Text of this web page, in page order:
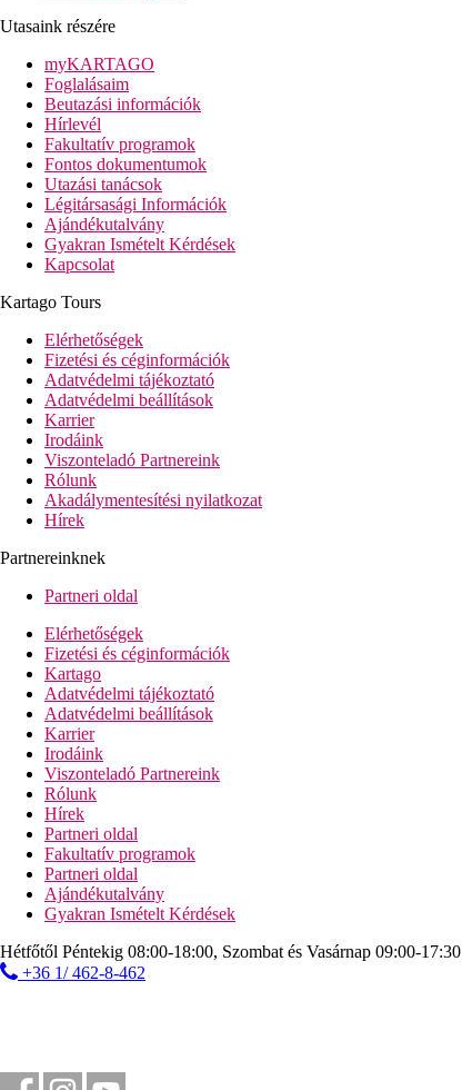
Utasaink részére
myKARTAGO
Foglalásaim
Beutazási információk
Hírlevél
Fakultatív programok
Fontos dokumentumok
Utazási tanácsok
Légitársasági Információk
Ajándékutalvány
Gyakran Ismételt Kérdések
Kapcsolat
Kartago Tours
Elérhetőségek
Fizetési és céginformációk
Adatvédelmi tájékoztató
Adatvédelmi beállítások
Karrier
Irodáink
Viszonteladó Partnereink
Rólunk
Akadálymentesítési nyilatkozat
Hírek
Partnereinknek
Partneri oldal
Elérhetőségek
Fizetési és céginformációk
Kartago
Adatvédelmi tájékoztató
Adatvédelmi beállítások
Karrier
Irodáink
Viszonteladó Partnereink
Rólunk
Hírek
Partneri oldal
Fakultatív programok
Partneri oldal
Ajándékutalvány
Gyakran Ismételt Kérdések
Hétfőtől Péntekig 08:00-18:00, Szombat és Vasárnap 09:00-17:30
+36 1/ 462-8-462